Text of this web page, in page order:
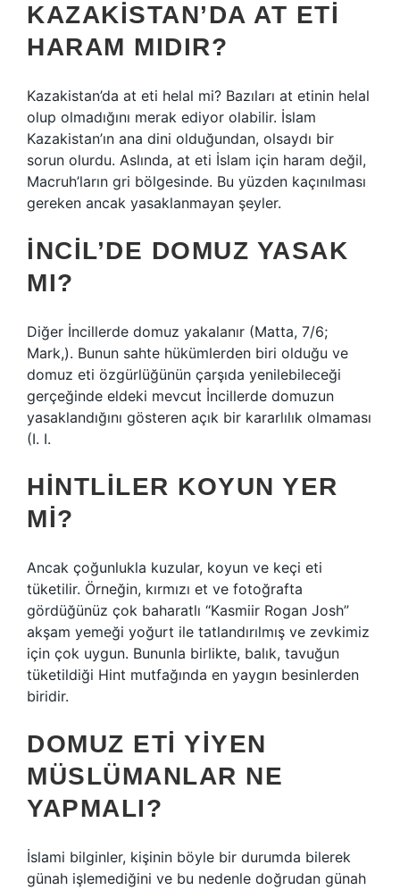
KAZAKISTAN’DA AT ETI
HARAM MIDIR?
Kazakistan’da at eti helal mi? Bazıları at etinin helal
olup olmadığını merak ediyor olabilir. İslam
Kazakistan’ın ana dini olduğundan, olsaydı bir
sorun olurdu. Aslında, at eti İslam için haram değil,
Macruh’ların gri bölgesinde. Bu yüzden kaçınılması
gereken ancak yasaklanmayan şeyler.
İNCIL’DE DOMUZ YASAK
MI?
Diğer İncillerde domuz yakalanır (Matta, 7/6;
Mark,). Bunun sahte hükümlerden biri olduğu ve
domuz eti özgürlüğünün çarşıda yenilebileceği
gerçeğinde eldeki mevcut İncillerde domuzun
yasaklandığını gösteren açık bir kararlılık olmaması
(I. I.
HINTLILER KOYUN YER
MI?
Ancak çoğunlukla kuzular, koyun ve keçi eti
tüketilir. Örneğin, kırmızı et ve fotoğrafta
gördüğünüz çok baharatlı “Kasmiir Rogan Josh”
akşam yemeği yoğurt ile tatlandırılmış ve zevkimiz
için çok uygun. Bununla birlikte, balık, tavuğun
tüketildiği Hint mutfağında en yaygın besinlerden
biridir.
DOMUZ ETI YIYEN
MÜSLÜMANLAR NE
YAPMALI?
İslami bilginler, kişinin böyle bir durumda bilerek
günah işlemediğini ve bu nedenle doğrudan günah